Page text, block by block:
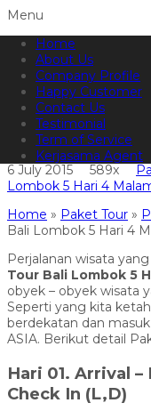
Menu
Home
About Us
Company Profile
Happy Customer
Contact Us
Testimonial
Term of Service
Kerjasama Agent
Informasi
Paket Tour
Malam
6 July 2015 589x
Lombok 5 Hari 4
Home » Paket Tour »
Bali Lombok 5 Hari 4
Perjalanan wisata
Tour Bali Lombok 5
obyek – obyek wisata
Seperti yang kita
berdekatan dan
ASIA. Berikut detail
Hari 01. Arrival
Check In (L,D)